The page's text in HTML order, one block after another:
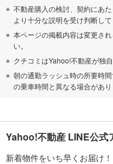
不動産購入の検討、契約にあ
より十分な説明を受け判断して
本ページの掲載内容は変更さ
い。
クチコミはYahoo!不動産が独
朝の通勤ラッシュ時の所要時
の乗車時間と異なる場合があり
Yahoo!不動産 LINE公式
新着物件をいち早くお届け！